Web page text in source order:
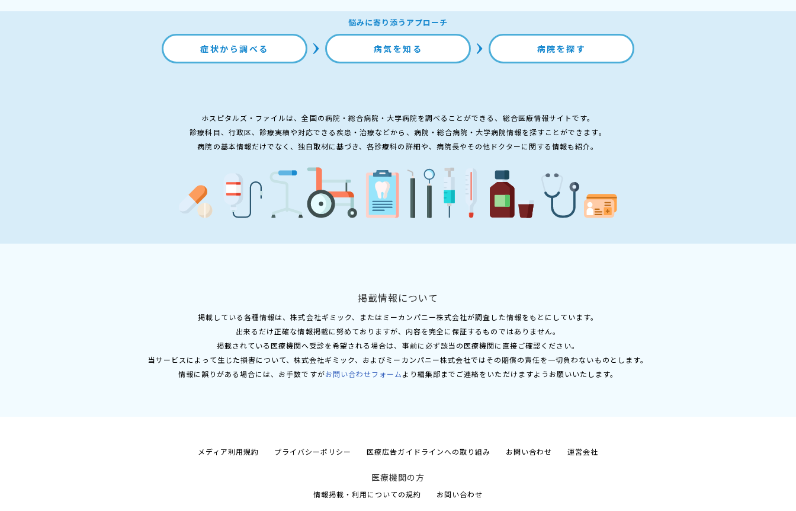
悩みに寄り添うアプローチ
症状から調べる 病気を知る 病院を探す
ホスピタルズ・ファイルは、全国の病院・総合病院・大学病院を調べることができる、総合医療情報サイトです。
診療科目、行政区、診療実績や対応できる疾患・治療などから、病院・総合病院・大学病院情報を探すことができます。
病院の基本情報だけでなく、独自取材に基づき、各診療科の詳細や、病院長やその他ドクターに関する情報も紹介。
掲載情報について
掲載している各種情報は、株式会社ギミック、またはミーカンパニー株式会社が調査した情報をもとにしています。
出来るだけ正確な情報掲載に努めておりますが、内容を完全に保証するものではありません。
掲載されている医療機関へ受診を希望される場合は、事前に必ず該当の医療機関に直接ご確認ください。
当サービスによって生じた損害について、株式会社ギミック、およびミーカンパニー株式会社ではその賠償の責任を一切負わないものとします。
情報に誤りがある場合には、お手数ですがお問い合わせフォームより編集部までご連絡をいただけますようお願いいたします。
メディア利用規約 プライバシーポリシー 医療広告ガイドラインへの取り組み お問い合わせ 運営会社
医療機関の方
情報掲載・利用についての規約 お問い合わせ